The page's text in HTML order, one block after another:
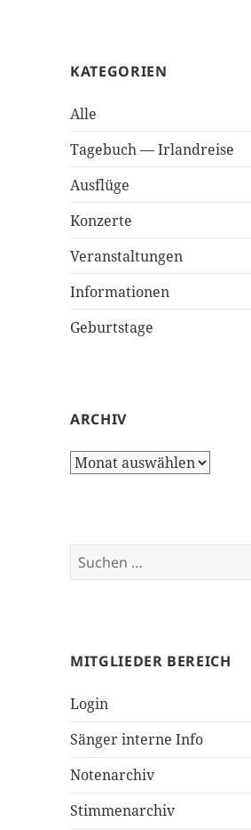
KATEGORIEN
Alle
Tagebuch — Irlandreise
Ausflüge
Konzerte
Veranstaltungen
Informationen
Geburtstage
ARCHIV
A
i
u
n
a
h
:
MITGLIEDER BEREICH
Login
Sänger interne Info
Notenarchiv
Stimmenarchiv